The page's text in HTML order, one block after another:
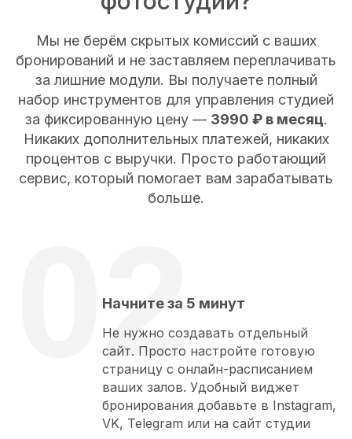
Мы не берём скрытых комиссий с ваших
бронирований и не заставляем переплачивать
за лишние модули. Вы получаете полный
набор инструментов для управления студией
за фиксированную цену — 3990 ₽ в месяц.
Никаких дополнительных платежей, никаких
процентов с выручки. Просто работающий
сервис, который помогает вам зарабатывать
больше.
Начните за 5 минут
Не нужно создавать отдельный
сайт. Просто настройте готовую
страницу с онлайн-расписанием
ваших залов. Удобный виджет
бронирования добавьте в Instagram,
VK, Telegram или на сайт студии
02